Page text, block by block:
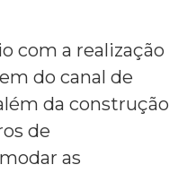
com a realização
do canal de
da construção
de
as